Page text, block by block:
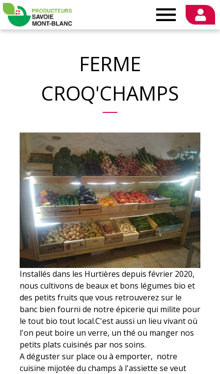
Mont-
Blanc
FERME
CROQ'CHAMPS
Installés dans les Hurtières depuis février 2020,
nous cultivons de beaux et bons légumes bio et
des petits fruits que vous retrouverez sur le
banc bien fourni de notre épicerie qui milite pour
le tout bio tout local.C'est aussi un lieu vivant où
l'on peut boire un verre, un thé ou manger nos
petits plats cuisinés par nos soins.
A déguster sur place ou à emporter, notre
cuisine mijotée du champs à l'assiette se veut